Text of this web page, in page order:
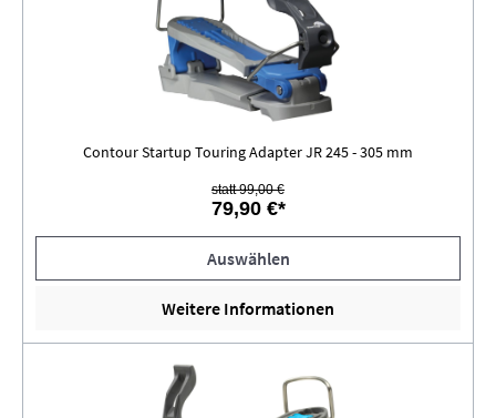
Contour Startup Touring Adapter JR 245 - 305 mm
statt 99,00 €
79,90 €*
Auswählen
Weitere Informationen